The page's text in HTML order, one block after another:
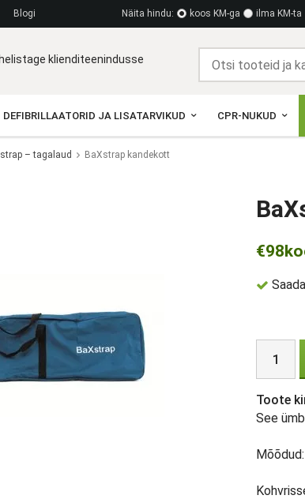
Blogi Näita hindu: koos KM-ga ilma KM-ta
klienditeenindusse
DEFIBRILLAATORID JA LISATARVIKUD CPR-NUKUD
– tagalaud BaXstrap kandekott
€98
Toote
See